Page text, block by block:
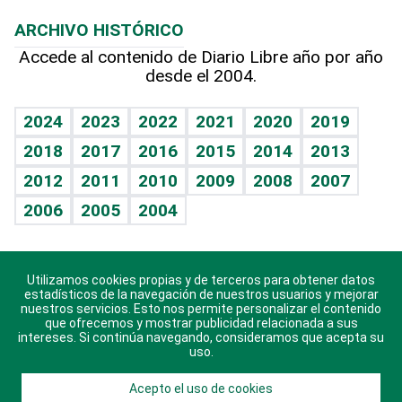
Hablando con el pediatra
Vida y familia
Eñe
Celebrando la vida
Sin complejos
En pocas palabras
Escuchando al corazón
Economía Personal
Línea de hit
TBT Deportivo
Más firmas
Hecho en casa
Guía del dinero
Cumpleaños
Horóscopos
Crucigramas
ARCHIVO HISTÓRICO
Accede al contenido de Diario Libre año por año
desde el 2004.
2024 2023 2022 2021 2020
2019
2018
2017 2016 2015 2014
2013
2012
2011 2010 2009 2008
2007
2006
2005 2004
Descarga nuestras aplicaciones para Android, iOS y
sistema Huawei.
Utilizamos cookies propias y de terceros para obtener datos
estadísticos de la navegación de nuestros usuarios y mejorar
nuestros servicios. Esto nos permite personalizar el contenido
que ofrecemos y mostrar publicidad relacionada a sus
intereses. Si continúa navegando, consideramos que acepta su
uso.
Acepto el uso de cookies